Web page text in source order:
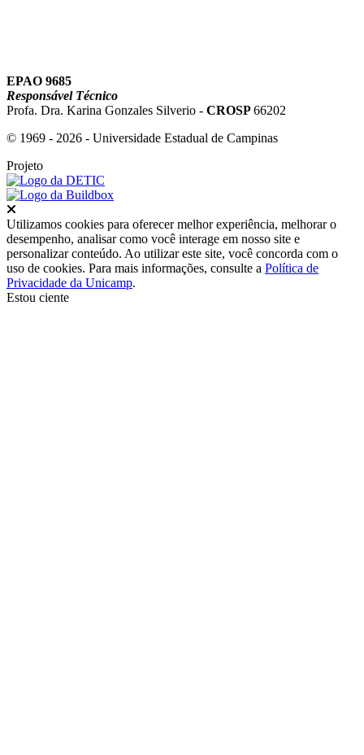
EPAO 9685
Responsável Técnico
Profa. Dra. Karina Gonzales Silverio - CROSP66202
© 1969 - 2026 - Universidade Estadual de Campinas
Projeto
Utilizamos cookies para oferecer melhor experiência, melhorar o
desempenho, analisar como você interage em nosso site e
personalizar conteúdo. Ao utilizar este site, você concorda com o
uso de cookies. Para mais informações, consulte a Política de
Privacidade da Unicamp.
Estou ciente